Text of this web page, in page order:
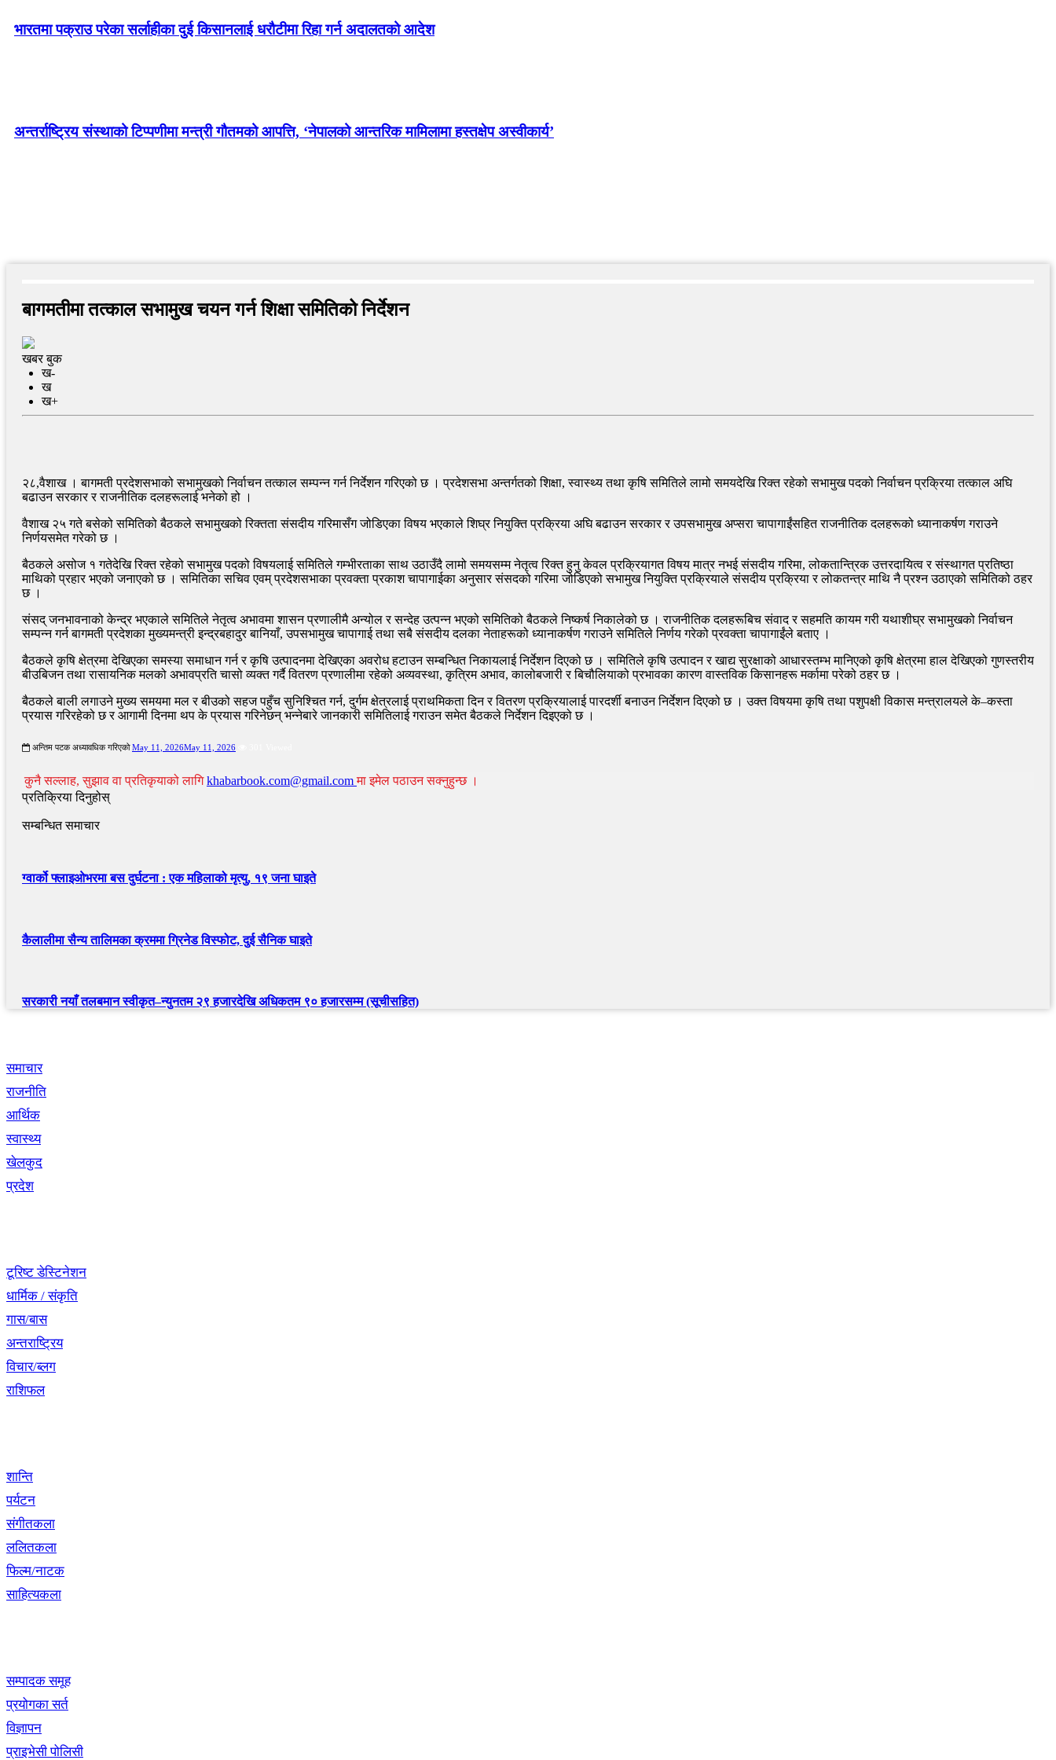
भारतमा पक्राउ परेका सर्लाहीका दुई किसानलाई धरौटीमा रिहा गर्न अदालतको आदेश
अन्तर्राष्ट्रिय संस्थाको टिप्पणीमा मन्त्री गौतमको आपत्ति, ‘नेपालको आन्तरिक मामिलामा हस्तक्षेप अस्वीकार्य’
बागमतीमा तत्काल सभामुख चयन गर्न शिक्षा समितिको निर्देशन
खबर बुक
ख-
ख
ख+
२८,वैशाख । बागमती प्रदेशसभाको सभामुखको निर्वाचन तत्काल सम्पन्न गर्न निर्देशन गरिएको छ । प्रदेशसभा अन्तर्गतको शिक्षा, स्वास्थ्य तथा कृषि समितिले लामो समयदेखि रिक्त रहेको सभामुख पदको निर्वाचन प्रक्रिया तत्काल अघि
बढाउन सरकार र राजनीतिक दलहरूलाई भनेको हो ।
वैशाख २५ गते बसेको समितिको बैठकले सभामुखको रिक्तता संसदीय गरिमासँग जोडिएका विषय भएकाले शिघ्र नियुक्ति प्रक्रिया अघि बढाउन सरकार र उपसभामुख अप्सरा चापागाईंसहित राजनीतिक दलहरूको ध्यानाकर्षण गराउने
निर्णयसमेत गरेको छ ।
बैठकले असोज १ गतेदेखि रिक्त रहेको सभामुख पदको विषयलाई समितिले गम्भीरताका साथ उठाउँदै लामो समयसम्म नेतृत्व रिक्त हुनु केवल प्रक्रियागत विषय मात्र नभई संसदीय गरिमा, लोकतान्त्रिक उत्तरदायित्व र संस्थागत प्रतिष्ठा
माथिको प्रहार भएको जनाएको छ । समितिका सचिव एवम् प्रदेशसभाका प्रवक्ता प्रकाश चापागाईका अनुसार संसदको गरिमा जोडिएको सभामुख नियुक्ति प्रक्रियाले संसदीय प्रक्रिया र लोकतन्त्र माथि नै प्रश्न उठाएको समितिको ठहर
छ ।
संसद् जनभावनाको केन्द्र भएकाले समितिले नेतृत्व अभावमा शासन प्रणालीमै अन्योल र सन्देह उत्पन्न भएको समितिको बैठकले निष्कर्ष निकालेको छ । राजनीतिक दलहरूबिच संवाद र सहमति कायम गरी यथाशीघ्र सभामुखको निर्वाचन
सम्पन्न गर्न बागमती प्रदेशका मुख्यमन्त्री इन्द्रबहादुर बानियाँ, उपसभामुख चापागाई तथा सबै संसदीय दलका नेताहरूको ध्यानाकर्षण गराउने समितिले निर्णय गरेको प्रवक्ता चापागाईंले बताए ।
बैठकले कृषि क्षेत्रमा देखिएका समस्या समाधान गर्न र कृषि उत्पादनमा देखिएका अवरोध हटाउन सम्बन्धित निकायलाई निर्देशन दिएको छ । समितिले कृषि उत्पादन र खाद्य सुरक्षाको आधारस्तम्भ मानिएको कृषि क्षेत्रमा हाल देखिएको गुणस्तरीय
बीउबिजन तथा रासायनिक मलको अभावप्रति चासो व्यक्त गर्दै वितरण प्रणालीमा रहेको अव्यवस्था, कृत्रिम अभाव, कालोबजारी र बिचौलियाको प्रभावका कारण वास्तविक किसानहरू मर्कामा परेको ठहर छ ।
बैठकले बाली लगाउने मुख्य समयमा मल र बीउको सहज पहुँच सुनिश्चित गर्न, दुर्गम क्षेत्रलाई प्राथमिकता दिन र वितरण प्रक्रियालाई पारदर्शी बनाउन निर्देशन दिएको छ । उक्त विषयमा कृषि तथा पशुपक्षी विकास मन्त्रालयले के–कस्ता
प्रयास गरिरहेको छ र आगामी दिनमा थप के प्रयास गरिनेछन् भन्नेबारे जानकारी समितिलाई गराउन समेत बैठकले निर्देशन दिइएको छ ।
अन्तिम पटक अध्यावधिक गरिएको May 11, 2026May 11, 2026
कुनै सल्लाह, सुझाव वा प्रतिकृयाको लागिkhabarbook.com@gmail.comमा इमेल पठाउन सक्नुहुन्छ ।
प्रतिक्रिया दिनुहोस्
सम्बन्धित समाचार
ग्वार्को फ्लाइओभरमा बस दुर्घटना : एक महिलाको मृत्यु, १९ जना घाइते
कैलालीमा सैन्य तालिमका क्रममा ग्रिनेड विस्फोट, दुई सैनिक घाइते
सरकारी नयाँ तलबमान स्वीकृत–न्युनतम २९ हजारदेखि अधिकतम ९० हजारसम्म (सूचीसहित)
समाचार
राजनीति
आर्थिक
स्वास्थ्य
खेलकुद
प्रदेश
टूरिष्ट डेस्टिनेशन
धार्मिक / संकृति
गास/बास
अन्तराष्ट्रिय
विचार/ब्लग
राशिफल
शान्ति
पर्यटन
संगीतकला
ललितकला
फिल्म/नाटक
साहित्यकला
सम्पादक समूह
प्रयोगका सर्त
विज्ञापन
प्राइभेसी पोलिसी